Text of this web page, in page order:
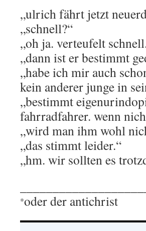
„ulrich fährt jetzt
„schnell?“
„oh ja. verteufelt
„dann ist er bestimmt
„habe ich mir auch
kein anderer junge in
„bestimmt
fahrradfahrer. wenn
„wird man ihm wohl
„das stimmt leider.“
„hm. wir sollten es
*oder der antichrist